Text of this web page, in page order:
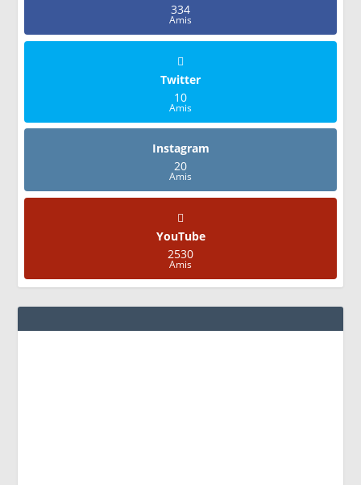
334
Amis
Twitter
10
Amis
Instagram
20
Amis
YouTube
2530
Amis